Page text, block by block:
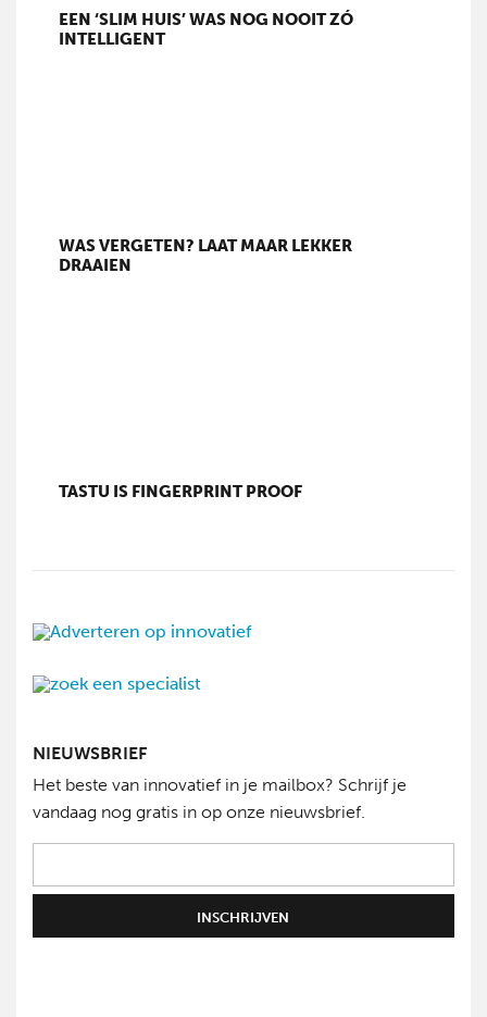
EEN ‘SLIM HUIS’ WAS NOG NOOIT ZÓ
INTELLIGENT
WAS VERGETEN? LAAT MAAR LEKKER
DRAAIEN
TASTU IS FINGERPRINT PROOF
NIEUWSBRIEF
Het beste van innovatief in je mailbox? Schrijf je
vandaag nog gratis in op onze nieuwsbrief.